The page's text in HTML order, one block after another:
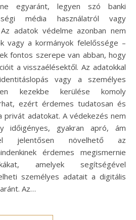
egyaránt, legyen szó banki
média használatról vagy
adatok védelme azonban nem
vagy a kormányok felelőssége –
fontos szerepe van abban, hogy
a visszaélésektől. Az adatokkal
vagy a személyes
kezekbe kerülése komoly
ezért érdemes tudatosan és
privát adatokat. A védekezés nem
időigényes, gyakran apró, ám
jelentősen növelhető az
érdemes megismernie
amelyek segítségével
személyes adatait a digitális
Az…